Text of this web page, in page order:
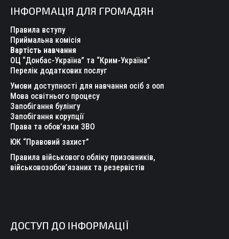
opens
in
new
window
opens
in
new
window
opens
in
new
window
opens
in
new
window
opens
new
opens
ІНФОРМАЦІЯ ДЛЯ ГРОМАДЯН
Правила вступу
Приймальна комісія
Вартість навчання
ОЦ “Донбас-Україна” та “Крим-Україна”
Перелік додаткових послуг
Умови доступності для навчання осіб з ооп
Мова освітнього процесу
Запобігання булінгу
Запобігання корупції
Права та обов’язки ЗВО
ЮК “Правовий захист”
Правила військового обліку призовників,
військовозобов’язаних та резервістів
ДОСТУП ДО ІНФОРМАЦІЇ